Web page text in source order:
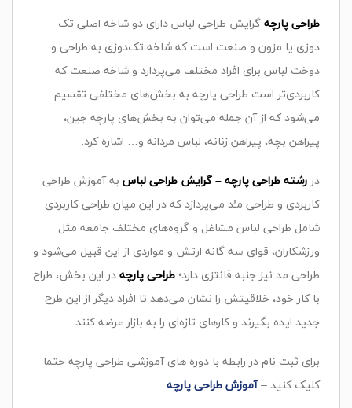
طراحی پارچهگرایش‌ طراحی لباس دارای‌ دو شاخه‌ اصلی‌ تک‌
دوزی‌ یا مزون‌ و صنعت‌ است‌ که‌ شاخه‌ تک‌دوزی‌ به‌ طراحی‌ و
دوخت‌ لباس‌ برای‌ افراد مختلف‌ می‌پردازد و شاخه‌ صنعت‌ که‌
کاربردی‌تر است‌ طراحی پارچه به‌ بخش‌های‌ مختلفی‌ تقسیم‌
می‌شود که‌ از آن‌ جمله‌ می‌توان‌ به‌ بخش‌های‌ پارچه‌ جین‌،
پیراهن‌ بچه‌، پیراهن‌ زنانه‌، لباس‌ مردانه‌ و… اشاره‌ کرد.
در رشته طراحی پارچه – گرایش‌ طراحی‌ لباس‌ به‌ آموزش‌ طراحی‌
کاربردی‌ و طراحی‌ مـُد می‌پردازد که‌ در این‌ میان‌ طراحی‌ کاربردی‌
شامل‌ طراحی‌ لباس‌ مشاغل‌ و گروه‌های‌ مختلف‌ جامعه‌ مثل‌
ورزشکاران‌، قوای‌ سه‌ گانه‌ ارتش‌ و مواردی‌ از این‌ قبیل‌ می‌شود و
طراحی‌ مد نیز جنبه‌ فانتزی‌ دارد؛ طراحی پارچهدر این بخش،‌ طراح‌
با کار خود، خلاقیتش‌ را نشان‌ می‌دهد تا افراد دیگر از این‌ طرح‌
جدید ایده‌ بگیرند و کارهای‌ تازه‌ای‌ را به‌ بازار عرضه‌ کنند.
برای ثبت نام در رابطه با دوره های آموزشی طراحی پارچه حتما
کلیک کنید –آموزش طراحی پارچه